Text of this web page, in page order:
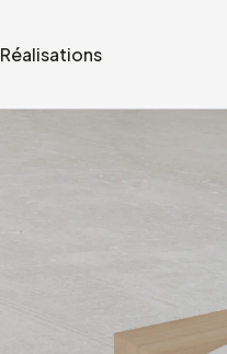
Réalisations